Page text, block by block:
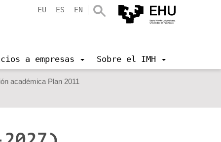
EU ES EN
a empresas Sobre el IMH
académica Plan 2011